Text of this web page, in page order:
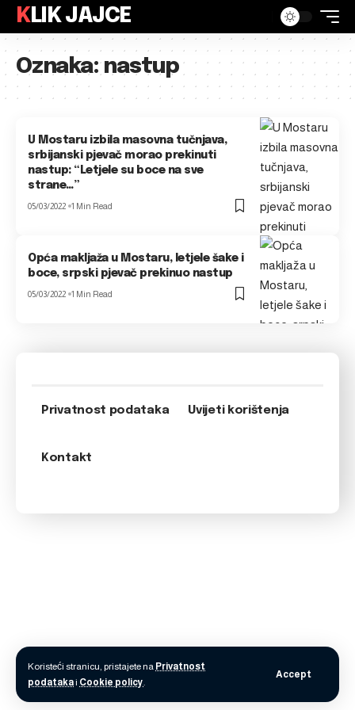
Koristeći stranicu, pristajete na Privatnost
podatakai Cookie policy.
Accept
KLIK JAJCE
Oznaka:nastup
U Mostaru izbila masovna tučnjava,
srbijanski pjevač morao prekinuti
nastup: “Letjele su boce na sve
strane…”
05/03/2022 1 Min Read
Opća makljaža u Mostaru, letjele šake i
boce, srpski pjevač prekinuo nastup
05/03/2022 1 Min Read
Privatnost podataka Uvijeti korištenja
Kontakt